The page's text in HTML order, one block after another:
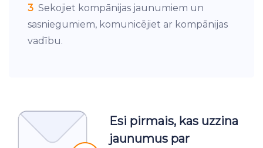
3 Sekojiet kompānijas jaunumiem un
sasniegumiem, komunicējiet ar kompānijas
vadību.
Esi pirmais, kas uzzina
jaunumus par